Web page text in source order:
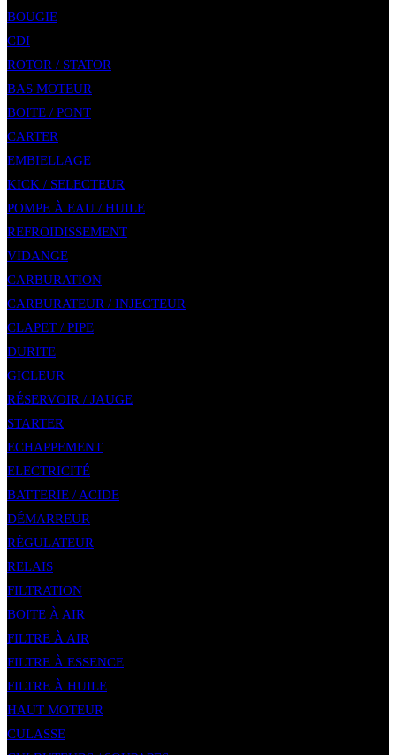
BOUGIE
CDI
ROTOR / STATOR
BAS MOTEUR
BOITE / PONT
CARTER
EMBIELLAGE
KICK / SELECTEUR
POMPE À EAU / HUILE
REFROIDISSEMENT
VIDANGE
CARBURATION
CARBURATEUR / INJECTEUR
CLAPET / PIPE
DURITE
GICLEUR
RÉSERVOIR / JAUGE
STARTER
ECHAPPEMENT
ELECTRICITÉ
BATTERIE / ACIDE
DÉMARREUR
RÉGULATEUR
RELAIS
FILTRATION
BOITE À AIR
FILTRE À AIR
FILTRE À ESSENCE
FILTRE À HUILE
HAUT MOTEUR
CULASSE